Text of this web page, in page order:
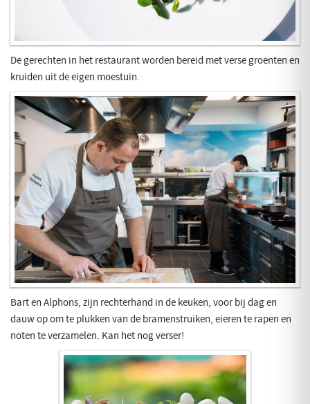
De gerechten in het restaurant worden bereid met verse groenten en
kruiden uit de eigen moestuin.
Bart en Alphons, zijn rechterhand in de keuken, voor bij dag en
dauw op om te plukken van de bramenstruiken, eieren te rapen en
noten te verzamelen. Kan het nog verser!